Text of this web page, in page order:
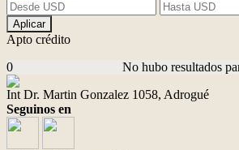
Aplicar
Apto crédito
No hubo resultados
0
Int Dr. Martin Gonzalez 1058, Adrogué
Seguinos en